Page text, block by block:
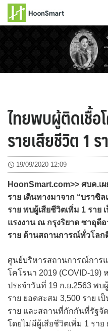
ไทยพบผู้ติดเชื้อ
รายเสียชีวิต 1 ร
19/09/2020 12:09
HoonSmart.com>> ศบค.เ
ราย เดินทางมาจาก “บราซิ
ราย พบผู้เสียชีวิตเพิ่ม 1 ราย
แรงงาน ณ กรุงริยาด ซาอุดีอ
ราย ด้านสถานการณ์ทั่วโลก
ศูนย์บริหารสถานการณ์การ
โคโรนา 2019 (COVID-
ประจำวันที่ 19 ก.ย.2563 พบ
ราย ยอดสะสม 3,500 ราย เ
ราย และสถานที่กักกันที่รัฐจัด
โดยไม่มีผู้เสียชีวิตเพิ่ม 1 รา